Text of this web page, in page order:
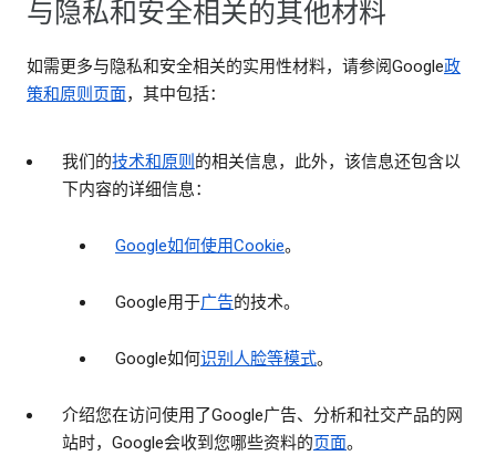
与隐私和安全相关的其他材料
如需更多与隐私和安全相关的实用性材料，请参阅Google政
策和原则页面，其中包括：
我们的技术和原则 的相关信息，此外，该信息还包含以
下内容的详细信息：
Google如何使用Cookie。
Google用于广告的技术。
Google如何识别人脸等模式。
介绍您在访问使用了Google广告、分析和社交产品的网
站时，Google会收到您哪些资料的页面。